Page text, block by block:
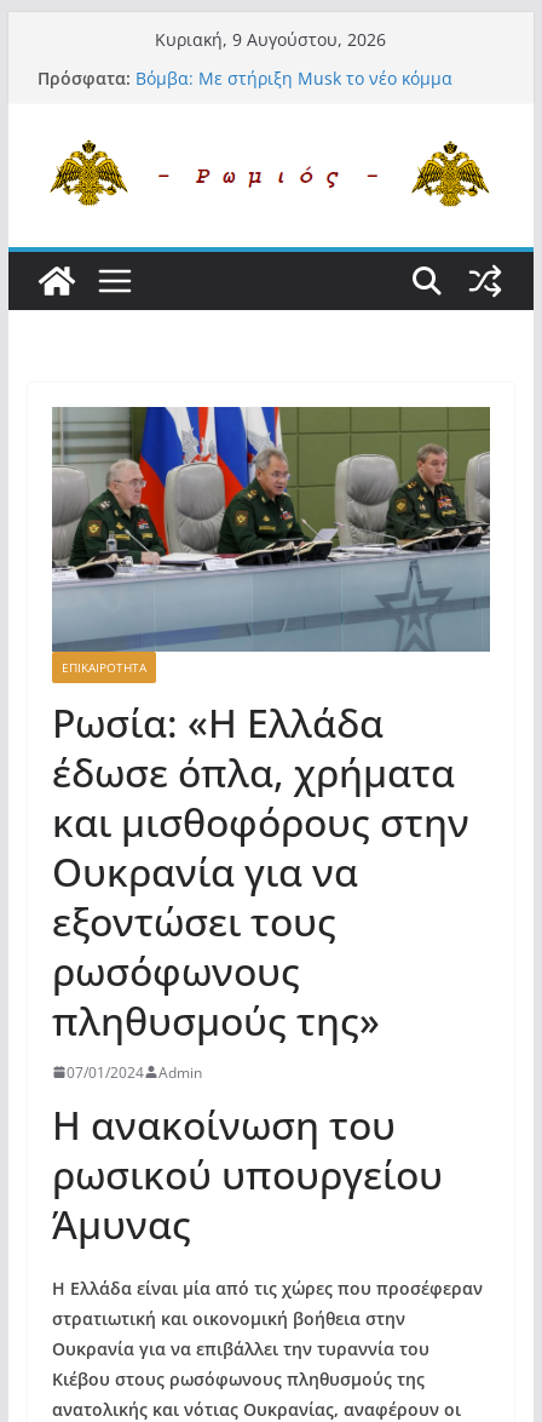
περιεχόμενο
Κυριακή, 9 Αυγούστου, 2026
Πρόσφατα: Βόμβα: Με στήριξη Musk το νέο κόμμα
Α.Φάουτσι: Στις ΗΠΑ τον συνέλαβαν για τα
εγκλήματά του στην πανδημία – Στην
Αθηνών!
Οι ρυθμιστές – Σαμαράς και Κασιδιάρης θα
πάρουν αθροιστικά 15%… προκαλούν δίνη
το διεφθαρμένο σύστημα εξουσίας»
ΕΠΙΚΑΙΡΟΤΗΤΑ
Ρωσία: «Η Ελλάδα
έδωσε όπλα, χρήματα
και μισθοφόρους στην
Ουκρανία για να
εξοντώσει τους
ρωσόφωνους
πληθυσμούς της»
07/01/2024 Admin
Η ανακοίνωση του
ρωσικού υπουργείου
Άμυνας
Η Ελλάδα είναι μία από τις χώρες που προσέφεραν
στρατιωτική και οικονομική βοήθεια στην
Ουκρανία για να επιβάλλει την τυραννία του
Κιέβου στους ρωσόφωνους πληθυσμούς της
ανατολικής και νότιας Ουκρανίας, αναφέρουν οι